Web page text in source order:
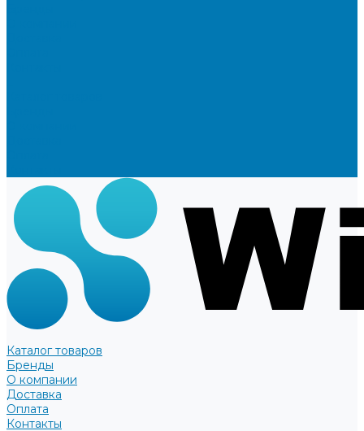
Каталог товаров
Бренды
О компании
Доставка
Оплата
Контакты